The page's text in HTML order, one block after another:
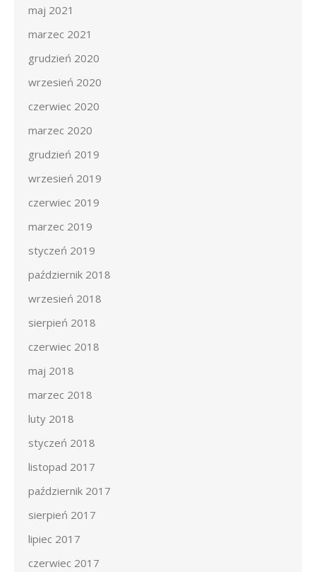
maj 2021
marzec 2021
grudzień 2020
wrzesień 2020
czerwiec 2020
marzec 2020
grudzień 2019
wrzesień 2019
czerwiec 2019
marzec 2019
styczeń 2019
październik 2018
wrzesień 2018
sierpień 2018
czerwiec 2018
maj 2018
marzec 2018
luty 2018
styczeń 2018
listopad 2017
październik 2017
sierpień 2017
lipiec 2017
czerwiec 2017